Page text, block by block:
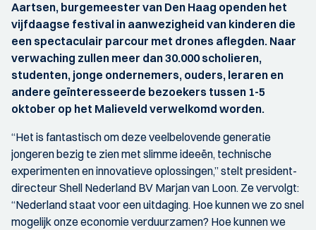
Aartsen, burgemeester van Den Haag openden het
vijfdaagse festival in aanwezigheid van kinderen die
een spectaculair parcour met drones aflegden. Naar
verwaching zullen meer dan 30.000 scholieren,
studenten, jonge ondernemers, ouders, leraren en
andere geïnteresseerde bezoekers tussen 1-5
oktober op het Malieveld verwelkomd worden.
“Het is fantastisch om deze veelbelovende generatie
jongeren bezig te zien met slimme ideeën, technische
experimenten en innovatieve oplossingen,” stelt president-
directeur Shell Nederland BV Marjan van Loon. Ze vervolgt:
“Nederland staat voor een uitdaging. Hoe kunnen we zo snel
mogelijk onze economie verduurzamen? Hoe kunnen we